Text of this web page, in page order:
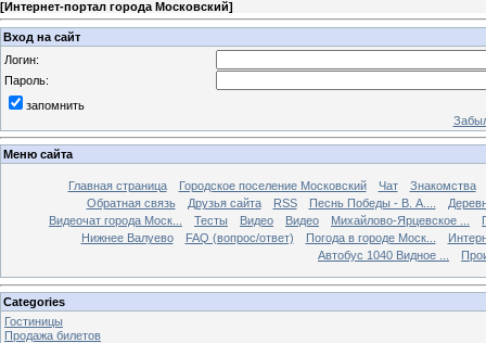
[Интернет-портал города Московский]
Вход на сайт
Логин:
Пароль:
запомнить
Меню сайта
Главная страница Городское поселение Московский Чат
Знакомства
Обратная связь
Друзья сайта RSS Песнь Победы - В. А....
Видеочат города Моск...
Тесты Видео Видео Михайлово-Ярцевское ...
Нижнее Валуево
FAQ (вопрос/ответ) Погода в городе Моск...
Автобус 1040 Видное ...
Categories
Гостиницы
Продажа билетов